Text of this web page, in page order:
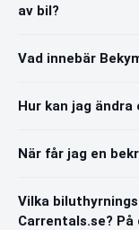
av bil?
Vad innebär
Hur kan jag
När får jag en
Vilka
Carrentals.se? På